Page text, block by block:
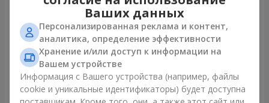
Фруктовая композиция
"Коста-Рика"
7 998 грн
Букет "Крещатик"
3 713 грн
Ваших данных
Персонализированная реклама и контент,
аналитика, определение эффективности
Хранение и/или доступ к информации на
Вашем устройстве
Информация с Вашего устройства (например, файлы
cookie и уникальные идентификаторы) будет доступна